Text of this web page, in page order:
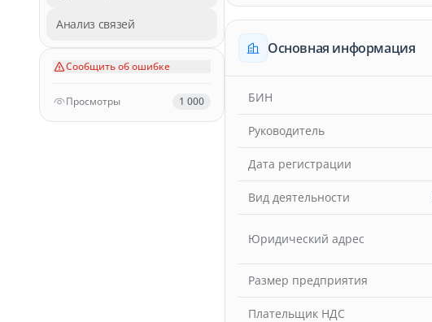
Анализ связей
Сообщить об ошибке
Просмотры 1 000
Основная информация
БИН
Руководитель
Дата регистрации
Вид деятельности
Юридический адрес
Размер предприятия
Плательщик НДС